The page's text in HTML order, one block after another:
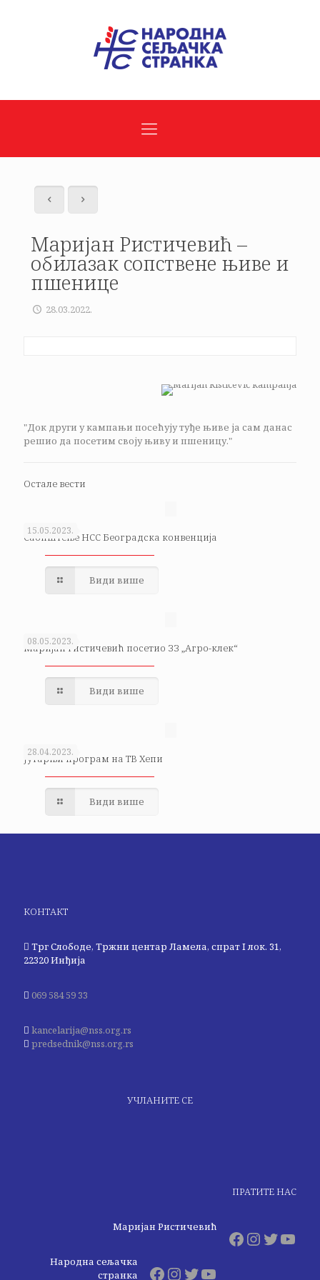
Маријан Ристичевић –
обилазак сопствене њиве и
пшенице
28.03.2022.
"Док други у кампањи посећују туђе њиве ја сам данас
решио да посетим своју њиву и пшеницу."
Остале вести
15.05.2023.
Саопштење НСС Београдска конвенција
Види више
08.05.2023.
Маријан Ристичевић посетио ЗЗ „Агро-клек“
Види више
28.04.2023.
Јутарњи програм на ТВ Хепи
Види више
КОНТАКТ
Трг Слободе, Тржни центар Ламела, спрат I лок. 31,
22320 Инђија
069 584 59 33
kancelarija@nss.org.rs
predsednik@nss.org.rs
УЧЛАНИТЕ СЕ
ПРАТИТЕ НАС
Facebook
Маријан Ристичевић
Facebook
Instagram
Twitter
YouTube
Народна сељачка
странка